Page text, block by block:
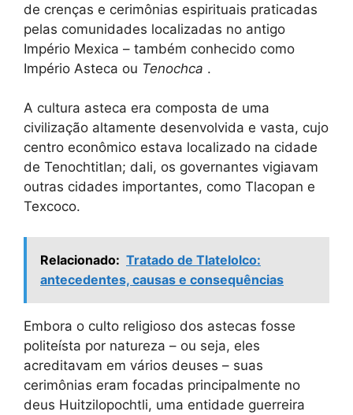
de crenças e cerimônias espirituais praticadas
pelas comunidades localizadas no antigo
Império Mexica – também conhecido como
Império Asteca ou Tenochca .
A cultura asteca era composta de uma
civilização altamente desenvolvida e vasta, cujo
centro econômico estava localizado na cidade
de Tenochtitlan; dali, os governantes vigiavam
outras cidades importantes, como Tlacopan e
Texcoco.
Relacionado: Tratado de Tlatelolco:
antecedentes, causas e consequências
Embora o culto religioso dos astecas fosse
politeísta por natureza – ou seja, eles
acreditavam em vários deuses – suas
cerimônias eram focadas principalmente no
deus Huitzilopochtli, uma entidade guerreira